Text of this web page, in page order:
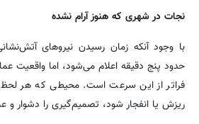
نجات در شهری که هنوز آرام نشده
با وجود آنکه زمان رسیدن نیروهای
حدود پنج دقیقه اعلام می‌شود، اما واقعیت
فراتر از این سرعت است. محیطی که هر
ریزش یا انفجار شود، تصمیم‌گیری را دشوار و